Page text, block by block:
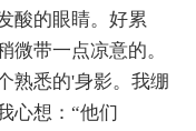
酸的眼睛。好累
微带一点凉意的。
熟悉的'身影。我绷
心想：“他们